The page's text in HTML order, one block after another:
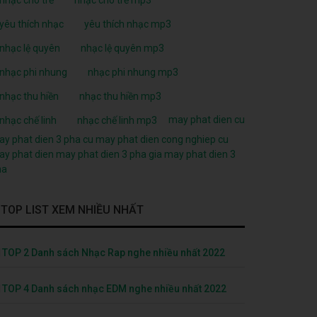
yêu thích nhạc yêu thích nhạc mp3
nhạc lệ quyên nhạc lệ quyên mp3
nhạc phi nhung nhạc phi nhung mp3
nhạc thu hiền nhạc thu hiền mp3
nhạc chế linh nhạc chế linh mp3
may phat dien cu
phat dien 3 pha cu may phat dien cong nghiep cu
phat dien may phat dien 3 pha gia may phat dien 3
TOP LIST XEM NHIỀU NHẤT
TOP 2 Danh sách Nhạc Rap nghe nhiều nhất 2022
TOP 4 Danh sách nhạc EDM nghe nhiều nhất 2022